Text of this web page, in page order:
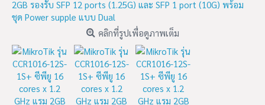
คลิกที่รูปเพื่อดูภาพเต็ม